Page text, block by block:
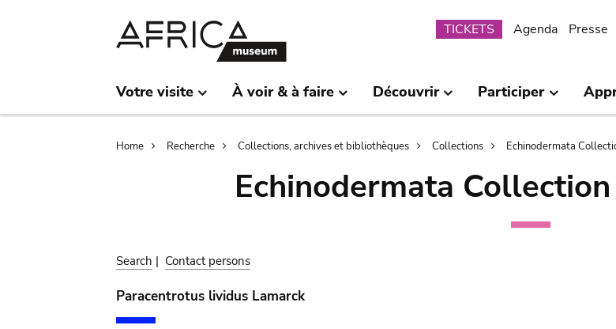
Submenu
TICKETS Agenda Presse
Votre visite À voir & à faire Découvrir Participer
Breadcrumb
Home Recherche Collections, archives et bibliothèques Collections Echinodermata
Echinodermata
Search | Contact persons
Paracentrotus lividus Lamarck